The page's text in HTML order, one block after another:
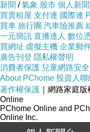
新聞 /氣象 股市 個人新
買賣租屋 支付連 國際連
買車 旅行團 汽車險推薦
一元簡訊 直播達人 數位
買網址 虛擬主機 企業郵
廣告刊登 隱私權聲明
消費者保護 兒童網路安全
About PChome 投資人聯
著作權保護 ｜網路家庭
Online
PChome Online and
Online Inc.